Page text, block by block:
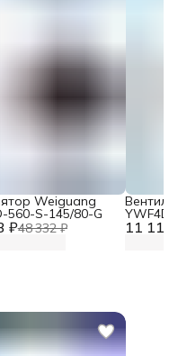
₽48 332 ₽
Weiguang
560-S-145/80-G
11 117